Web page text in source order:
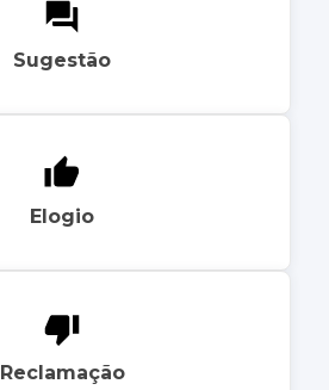
Sugestão
Elogio
Reclamação